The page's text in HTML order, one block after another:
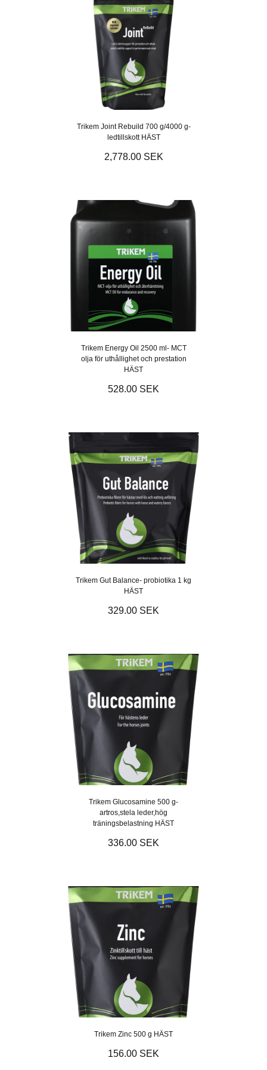
Trikem Joint Rebuild 700 g/4000 g-
ledtillskott HÄST
2,778.00 SEK
Trikem Energy Oil 2500 ml- MCT
olja för uthållighet och prestation
HÄST
528.00 SEK
Trikem Gut Balance- probiotika 1 kg
HÄST
329.00 SEK
Trikem Glucosamine 500 g-
artros,stela leder,hög
träningsbelastning HÄST
336.00 SEK
Trikem Zinc 500 g HÄST
156.00 SEK